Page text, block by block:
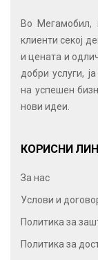
Во Мегамобил,
клиенти секој
и цената и
добри услуги,
на успешен
нови идеи.
КОРИСНИ
За нас
Услови и
Политика за
Политика за